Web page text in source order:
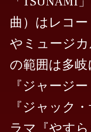
曲）はレコ
やミュージ
の範囲は多
『ジャージ
『ジャック